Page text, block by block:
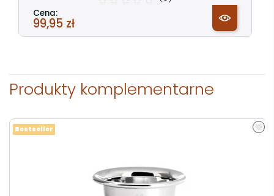
Cena:
99,95 zł
Produkty komplementarne
Bestseller